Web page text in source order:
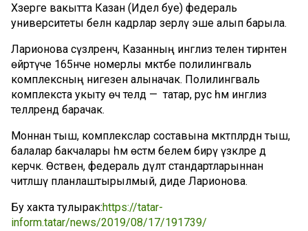
Хәзерге вакытта Казан (Идел буе) федераль
университеты белән кадрлар әзерләү эше алып барыла.
Ларионова сүзләренчә, Казанның инглиз телен тирәнтен
өйрәтүче 165нче номерлы мәктәбе полилингваль
комплексның нигезенә алыначак. Полилингваль
комплекста укыту өч телдә — татар, рус һәм инглиз
телләрендә барачак.
Моннан тыш, комплекслар составына мәктәпләрдән тыш,
балалар бакчалары һәм өстәмә белем бирү үзәкләре дә
керәчәк. Өстәвенә, федераль дәүләт стандартларыннан
читләшү планлаштырылмый, диде Ларионова.
Бу хакта тулырак:https://tatar-
inform.tatar/news/2019/08/17/191739/